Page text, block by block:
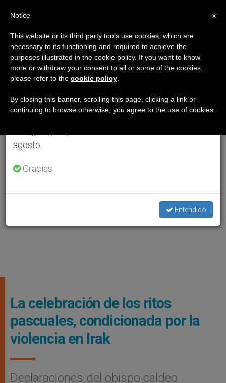
La celebración de los ritos
pascuales, condicionada por la
violencia en Irak
Declaraciones del obispo caldeo
×
Aviso importante
Del 27 de julio al 7 de agosto haremos la pausa
anual, aprovechando que en el periodo de verano
se generan menos informaciones y también el
agosto.
Gracias.
Entendido
x
Notice
This website or its third party tools use cookies, which are
necessary to its functioning and required to achieve the
purposes illustrated in the cookie policy. If you want to know
more or withdraw your consent to all or some of the cookies,
please refer to the cookie policy
By closing this banner, scrolling this page, clicking a link or
continuing to browse otherwise, you agree to the use of cookies.